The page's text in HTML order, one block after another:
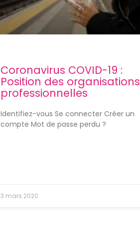
Coronavirus COVID-19 :
Position des organisations
professionnelles
Identifiez-vous Se connecter Créer un
compte Mot de passe perdu ?
3 mars 2020